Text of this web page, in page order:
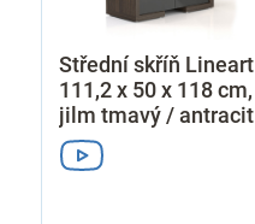
Střední skříň Lineart
111,2 x 50 x 118 cm,
jilm tmavý / antracit